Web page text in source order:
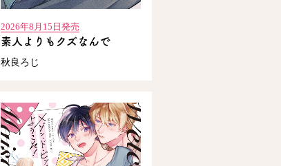
2026年8月15日発売
素人よりもクズなんで
秋良ろじ